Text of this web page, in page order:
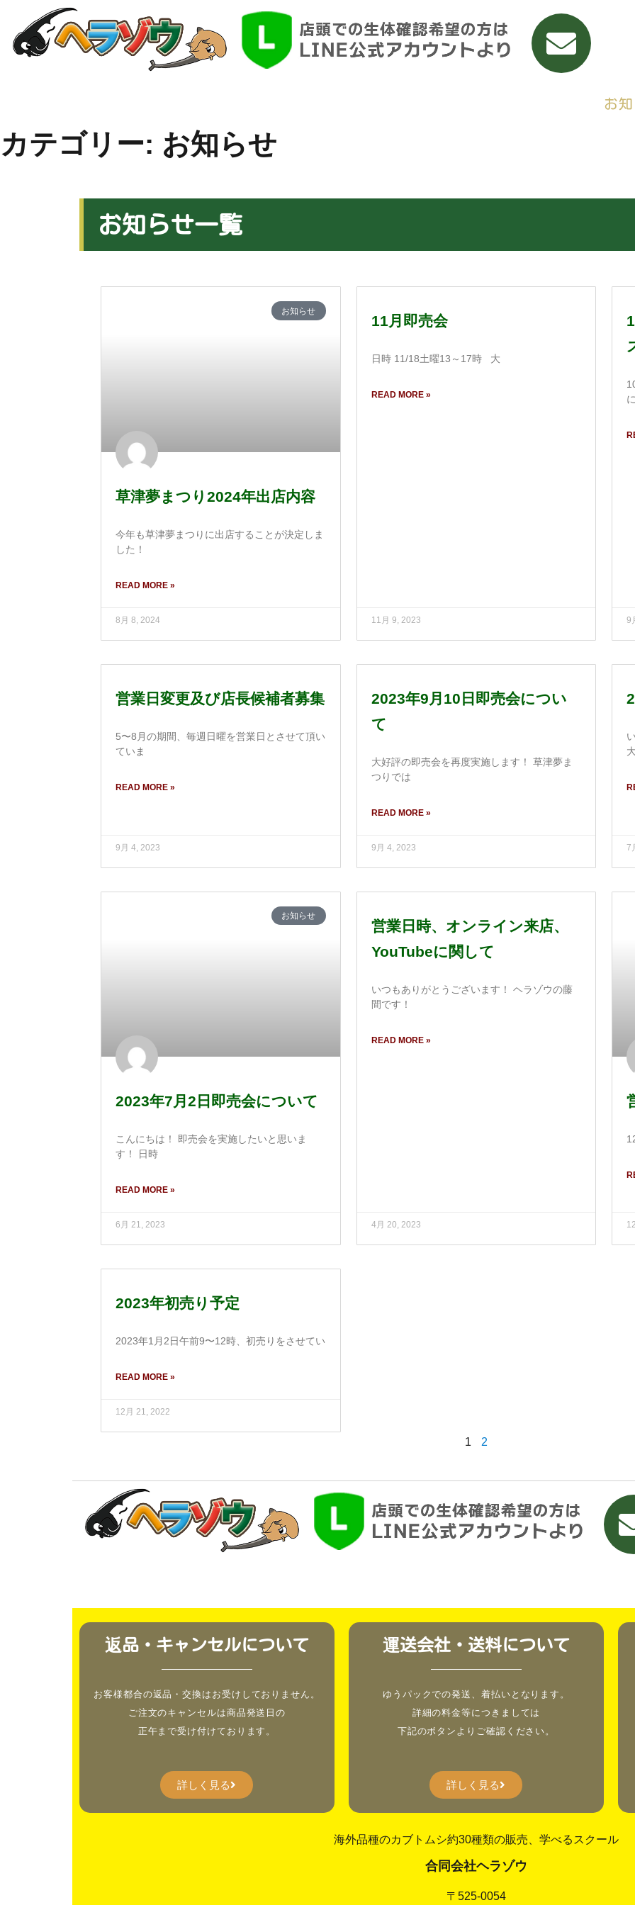
お
カテゴリー: お知らせ
お知らせ一覧
お知らせ
草津夢まつり2024年出店内容
今年も草津夢まつりに出店することが決定しま
した！
READ MORE »
8月 8, 2024
11月即売会
日時 11/18土曜13～17時 大
READ MORE »
11月 9, 2023 9
営業日変更及び店長候補者募集
5〜8月の期間、毎週日曜を営業日とさせて頂い
ていま
READ MORE »
9月 4, 2023
2023年9月10日即売会につい
て
大好評の即売会を再度実施します！ 草津夢ま
つりでは
READ MORE »
9月 4, 2023 7
お知らせ
2023年7月2日即売会について
こんにちは！ 即売会を実施したいと思いま
す！ 日時
READ MORE »
6月 21, 2023
営業日時、オンライン来店、
YouTubeに関して
いつもありがとうございます！ ヘラゾウの藤
間です！
READ MORE »
4月 20, 2023
2023年初売り予定
2023年1月2日午前9〜12時、初売りをさせてい
READ MORE »
12月 21, 2022
1 2
返品・キャンセルについて
お客様都合の返品・交換はお受けしておりません。
ご注文のキャンセルは商品発送日の
正午まで受け付けております。
詳しく見る
運送会社・送料について
ゆうパックでの発送、着払いとなります。
詳細の料金等につきましては
下記のボタンよりご確認ください。
詳しく見る
海外品種のカブトムシ約30種類の販売、学べるスクール
合同会社ヘラゾウ
〒525-0054